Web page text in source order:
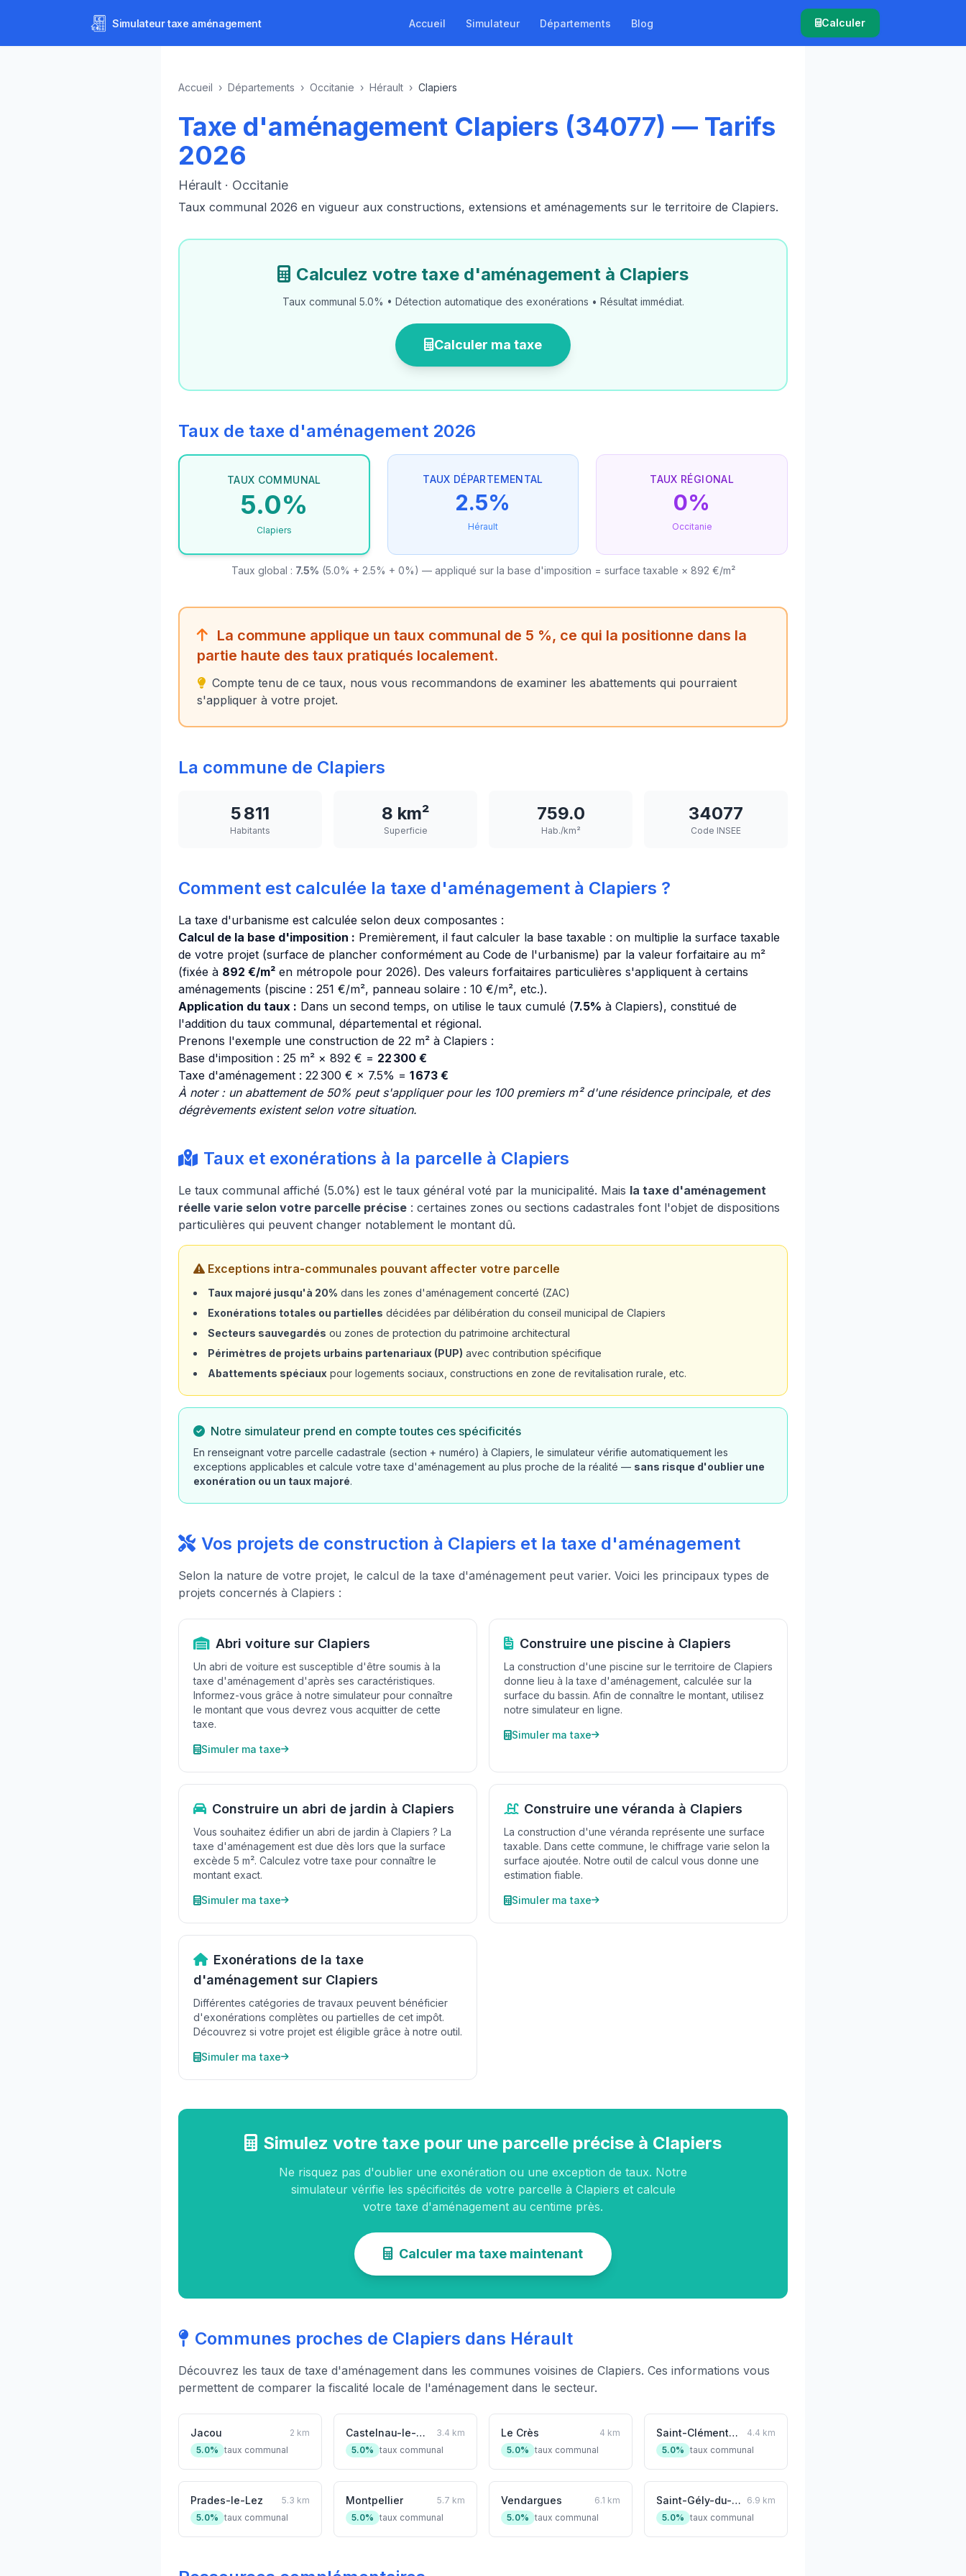
Simulateurtaxe aménagement Accueil Simulateur Départements Blog Calculer
Accueil › Départements › Occitanie › Hérault › Clapiers
Taxe d'aménagement Clapiers (34077) — Tarifs
2026
Hérault · Occitanie
Taux communal 2026 en vigueur aux constructions, extensions et aménagements sur le territoire de Clapiers.
Calculez votre taxe d'aménagement à Clapiers
Taux communal 5.0% • Détection automatique des exonérations • Résultat immédiat.
Calculer ma taxe
Taux de taxe d'aménagement 2026
TAUX COMMUNAL
5.0%
Clapiers
TAUX DÉPARTEMENTAL
2.5%
Hérault
TAUX RÉGIONAL
0%
Occitanie
Taux global : 7.5% (5.0% + 2.5% + 0%) — appliqué sur la base d'imposition = surface taxable × 892 €/m²
La commune applique un taux communal de 5 %, ce qui la positionne dans la
partie haute des taux pratiqués localement.
Compte tenu de ce taux, nous vous recommandons de examiner les abattements qui pourraient
s'appliquer à votre projet.
La commune de Clapiers
5 811
Habitants
8 km²
Superficie
759.0
Hab./km²
34077
Code INSEE
Comment est calculée la taxe d'aménagement à Clapiers ?
La taxe d'urbanisme est calculée selon deux composantes :
Calcul de la base d'imposition : Premièrement, il faut calculer la base taxable : on multiplie la surface taxable
de votre projet (surface de plancher conformément au Code de l'urbanisme) par la valeur forfaitaire au m²
(fixée à 892 €/m² en métropole pour 2026). Des valeurs forfaitaires particulières s'appliquent à certains
aménagements (piscine : 251 €/m², panneau solaire : 10 €/m², etc.).
Application du taux : Dans un second temps, on utilise le taux cumulé (7.5% à Clapiers), constitué de
l'addition du taux communal, départemental et régional.
Prenons l'exemple une construction de 22 m² à Clapiers :
Base d'imposition : 25 m² × 892 € = 22 300 €
Taxe d'aménagement : 22 300 € × 7.5% = 1 673 €
À noter : un abattement de 50% peut s'appliquer pour les 100 premiers m² d'une résidence principale, et des
dégrèvements existent selon votre situation.
Taux et exonérations à la parcelle à Clapiers
Le taux communal affiché (5.0%) est le taux général voté par la municipalité. Mais la taxe d'aménagement
réelle varie selon votre parcelle précise : certaines zones ou sections cadastrales font l'objet de dispositions
particulières qui peuvent changer notablement le montant dû.
Exceptions intra-communales pouvant affecter votre parcelle
Taux majoré jusqu'à 20% dans les zones d'aménagement concerté (ZAC)
Exonérations totales ou partielles décidées par délibération du conseil municipal de Clapiers
Secteurs sauvegardés ou zones de protection du patrimoine architectural
Périmètres de projets urbains partenariaux (PUP) avec contribution spécifique
Abattements spéciaux pour logements sociaux, constructions en zone de revitalisation rurale, etc.
Notre simulateur prend en compte toutes ces spécificités
En renseignant votre parcelle cadastrale (section + numéro) à Clapiers, le simulateur vérifie automatiquement les
exceptions applicables et calcule votre taxe d'aménagement au plus proche de la réalité — sans risque d'oublier une
exonération ou un taux majoré.
Vos projets de construction à Clapiers et la taxe d'aménagement
Selon la nature de votre projet, le calcul de la taxe d'aménagement peut varier. Voici les principaux types de
projets concernés à Clapiers :
Abri voiture sur Clapiers
Un abri de voiture est susceptible d'être soumis à la
taxe d'aménagement d'après ses caractéristiques.
Informez-vous grâce à notre simulateur pour connaître
le montant que vous devrez vous acquitter de cette
taxe.
Simuler ma taxe
Construire une piscine à Clapiers
La construction d'une piscine sur le territoire de Clapiers
donne lieu à la taxe d'aménagement, calculée sur la
surface du bassin. Afin de connaître le montant, utilisez
notre simulateur en ligne.
Simuler ma taxe
Construire un abri de jardin à Clapiers
Vous souhaitez édifier un abri de jardin à Clapiers ? La
taxe d'aménagement est due dès lors que la surface
excède 5 m². Calculez votre taxe pour connaître le
montant exact.
Simuler ma taxe
Construire une véranda à Clapiers
La construction d'une véranda représente une surface
taxable. Dans cette commune, le chiffrage varie selon la
surface ajoutée. Notre outil de calcul vous donne une
estimation fiable.
Simuler ma taxe
Exonérations de la taxe
d'aménagement sur Clapiers
Différentes catégories de travaux peuvent bénéficier
d'exonérations complètes ou partielles de cet impôt.
Découvrez si votre projet est éligible grâce à notre outil.
Simuler ma taxe
Simulez votre taxe pour une parcelle précise à Clapiers
Ne risquez pas d'oublier une exonération ou une exception de taux. Notre
simulateur vérifie les spécificités de votre parcelle à Clapiers et calcule
votre taxe d'aménagement au centime près.
Calculer ma taxe maintenant
Communes proches de Clapiers dans Hérault
Découvrez les taux de taxe d'aménagement dans les communes voisines de Clapiers. Ces informations vous
permettent de comparer la fiscalité locale de l'aménagement dans le secteur.
Jacou
2 km
5.0% taux communal
Castelnau-le-Lez
3.4 km
5.0% taux communal
Le Crès
4 km
5.0% taux communal
Saint-Clément-de-Rivière
4.4 km
5.0% taux communal
Prades-le-Lez
5.3 km
5.0% taux communal
Montpellier
5.7 km
5.0% taux communal
Vendargues
6.1 km
5.0% taux communal
Saint-Gély-du-Fesc
6.9 km
5.0% taux communal